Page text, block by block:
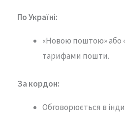
По Україні:
«Новою поштою» або
тарифами пошти.
За кордон:
Обговорюється в